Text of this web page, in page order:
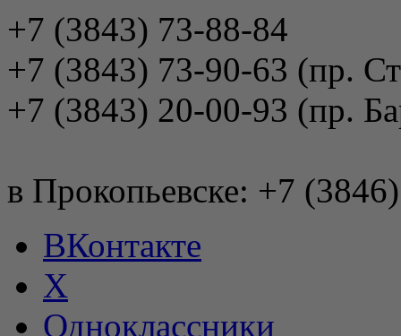
+7 (3843) 73-88-84
+7 (3843) 73-90-63 (пр.
+7 (3843) 20-00-93 (пр.
в Прокопьевске: +7
ВКонтакте
X
Одноклассники